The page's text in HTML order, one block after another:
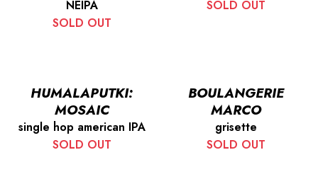
NEIPA
SOLD OUT
SOLD OUT
HUMALAPUTKI:
MOSAIC
single hop american IPA
SOLD OUT
BOULANGERIE
MARCO
grisette
SOLD OUT